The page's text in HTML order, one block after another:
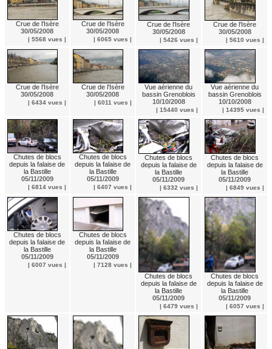
Crue de l'Isère
30/05/2008
| 5568 vues |
Crue de l'Isère
30/05/2008
| 6065 vues |
Crue de l'Isère
30/05/2008
| 5426 vues |
Crue de l'Isère
30/05/2008
| 5610 vues |
Crue de l'Isère
30/05/2008
| 6434 vues |
Crue de l'Isère
30/05/2008
| 6011 vues |
Vue aérienne du
bassin Grenoblois
10/10/2008
| 15440 vues |
Vue aérienne du
bassin Grenoblois
10/10/2008
| 14395 vues |
Chutes de blocs
depuis la falaise de
la Bastille
05/11/2009
| 6814 vues |
Chutes de blocs
depuis la falaise de
la Bastille
05/11/2009
| 6407 vues |
Chutes de blocs
depuis la falaise de
la Bastille
05/11/2009
| 6332 vues |
Chutes de blocs
depuis la falaise de
la Bastille
05/11/2009
| 6849 vues |
Chutes de blocs
depuis la falaise de
la Bastille
05/11/2009
| 6007 vues |
Chutes de blocs
depuis la falaise de
la Bastille
05/11/2009
| 7128 vues |
Chutes de blocs
depuis la falaise de
la Bastille
05/11/2009
| 6479 vues |
Chutes de blocs
depuis la falaise de
la Bastille
05/11/2009
| 6057 vues |